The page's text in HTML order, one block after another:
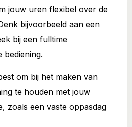
jouw uren flexibel over de
bijvoorbeeld aan een
bij een fulltime
bediening.
om bij het maken van
te houden met jouw
zoals een vaste oppasdag